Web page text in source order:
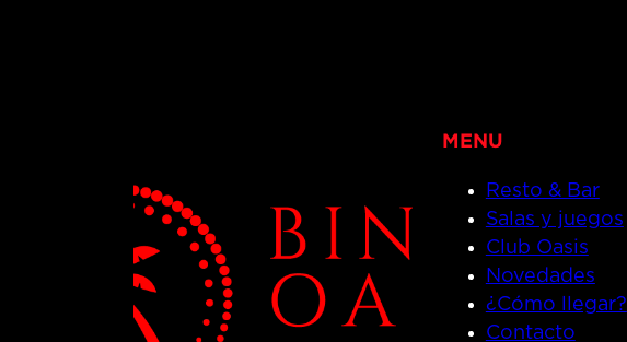
Resto & Bar
Salas y juegos
Club Oasis
Novedades
¿Cómo llegar?
Contacto